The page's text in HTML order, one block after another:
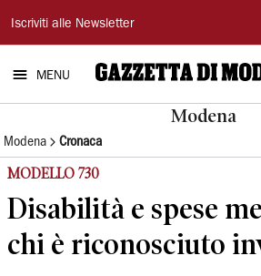
Gazzetta
di
Modena
Iscriviti alle Newsletter
MENU
Modena
Modena Cronaca
MODELLO 730
Disabilità e spese
chi è riconosciuto